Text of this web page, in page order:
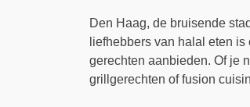
Den Haag, de bruisende
liefhebbers van halal eten
gerechten aanbieden. Of je
grillgerechten of fusion